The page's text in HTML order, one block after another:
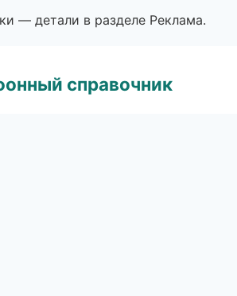
— детали в разделе Реклама.
справочник